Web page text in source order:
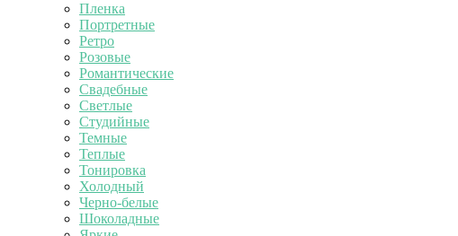
Пленка
Портретные
Ретро
Розовые
Романтические
Свадебные
Светлые
Студийные
Темные
Теплые
Тонировка
Холодный
Черно-белые
Шоколадные